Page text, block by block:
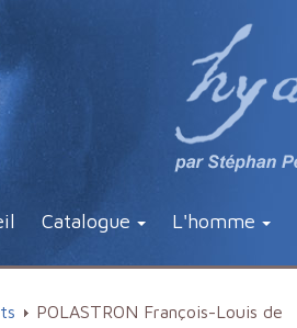
Catalogue L'homme
POLASTRON François-Louis de